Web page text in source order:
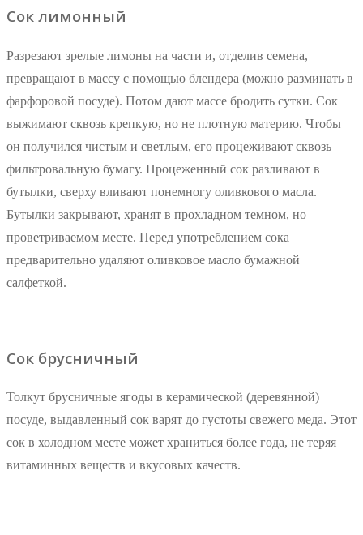
Сок лимонный
Разрезают зрелые лимоны на части и, отделив семена,
превращают в массу с помощью блендера (можно разминать в
фарфоровой посуде). Потом дают массе бродить сутки. Сок
выжимают сквозь крепкую, но не плотную материю. Чтобы
он получился чистым и светлым, его процеживают сквозь
фильтровальную бумагу. Процеженный сок разливают в
бутылки, сверху вливают понемногу оливкового масла.
Бутылки закрывают, хранят в прохладном темном, но
проветриваемом месте. Перед употреблением сока
предварительно удаляют оливковое масло бумажной
салфеткой.
Сок брусничный
Толкут брусничные ягоды в керамической (деревянной)
посуде, выдавленный сок варят до густоты свежего меда. Этот
сок в холодном месте может храниться более года, не теряя
витаминных веществ и вкусовых качеств.